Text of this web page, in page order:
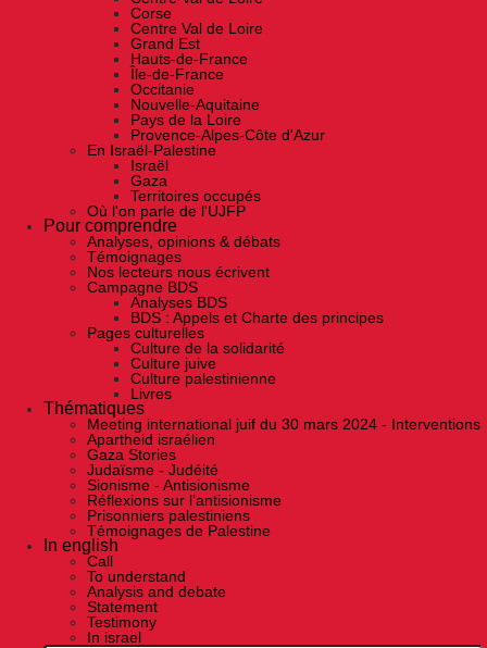
Corse
Centre Val de Loire
Grand Est
Hauts-de-France
Île-de-France
Occitanie
Nouvelle-Aquitaine
Pays de la Loire
Provence-Alpes-Côte d'Azur
En Israël-Palestine
Israël
Gaza
Territoires occupés
Où l'on parle de l'UJFP
Pour comprendre
Analyses, opinions & débats
Témoignages
Nos lecteurs nous écrivent
Campagne BDS
Analyses BDS
BDS : Appels et Charte des principes
Pages culturelles
Culture de la solidarité
Culture juive
Culture palestinienne
Livres
Thématiques
Meeting international juif du 30 mars 2024 - Interventions
Apartheid israélien
Gaza Stories
Judaïsme - Judéité
Sionisme - Antisionisme
Réflexions sur l’antisionisme
Prisonniers palestiniens
Témoignages de Palestine
In english
Call
To understand
Analysis and debate
Statement
Testimony
In israel